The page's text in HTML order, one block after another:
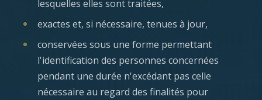
lesquelles elles sont traitées,
exactes et, si nécessaire, tenues à jour,
conservées sous une forme permettant
l'identification des personnes concernées
pendant une durée n'excédant pas celle
nécessaire au regard des finalités pour